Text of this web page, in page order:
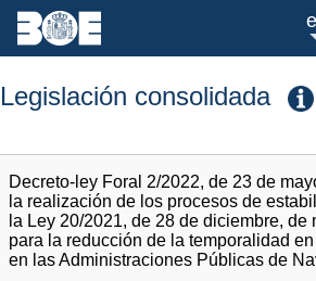
Legislación consolidada
Decreto-ley Foral 2/2022, de 23 de
la realización de los procesos de
la Ley 20/2021, de 28 de diciembre, de
para la reducción de la temporalidad
en las Administraciones Públicas de